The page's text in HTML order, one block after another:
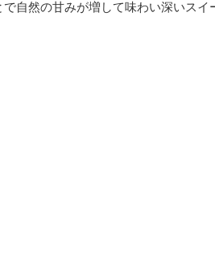
自然の甘みが増して味わい深いスイ